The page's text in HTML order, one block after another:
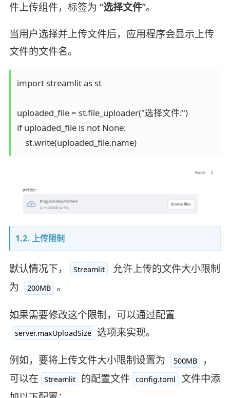
件上传组件，标签为 “选择文件”。
当用户选择并上传文件后，应用程序会显示上传
文件的文件名。
import streamlit as st
uploaded_file = st.file_uploader("选择文件:")
if uploaded_file is not None:
    st.write(uploaded_file.name)
1.2. 上传限制
默认情况下， Streamlit
允许上传的文件大小限制
为
200MB 。
如果需要修改这个限制，可以通过配置
server.maxUploadSize 选项来实现。
例如，要将上传文件大小限制设置为 500MB
，
可以在
Streamlit 的配置文件 config.toml
文件中添